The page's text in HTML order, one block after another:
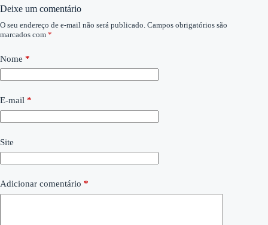
Deixe um comentário
O seu endereço de e-mail não será publicado. Campos obrigatórios são
marcados com *
Nome *
E-mail *
Site
Adicionar comentário *